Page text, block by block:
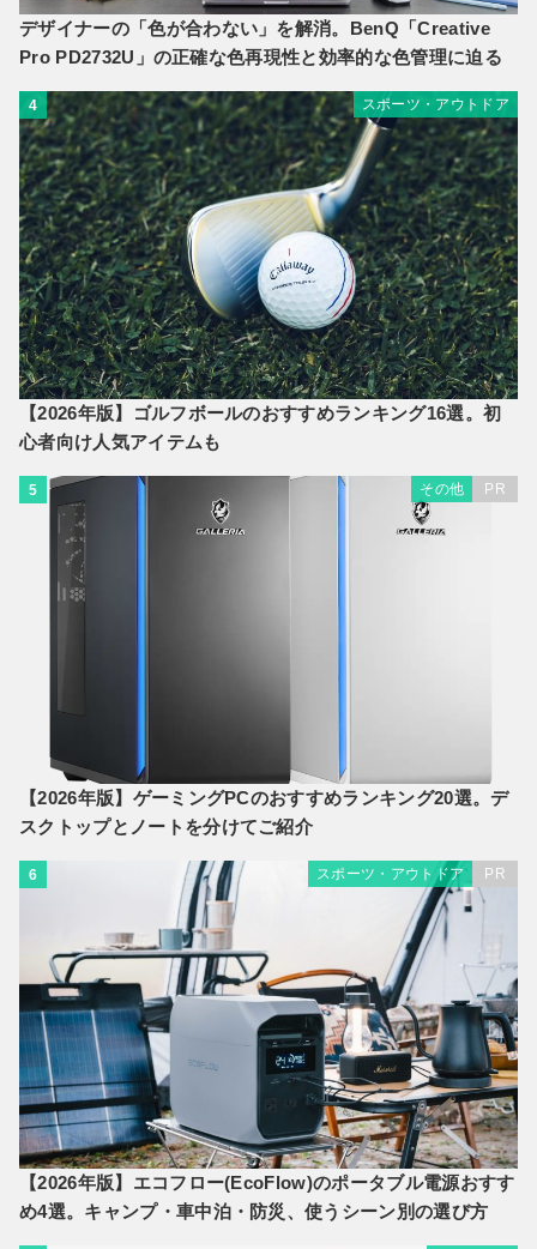
デザイナーの「色が合わない」を解消。BenQ「Creative
Pro PD2732U」の正確な色再現性と効率的な色管理に迫る
4 スポーツ・アウトドア
【2026年版】ゴルフボールのおすすめランキング16選。初
心者向け人気アイテムも
5 その他 PR
【2026年版】ゲーミングPCのおすすめランキング20選。デ
スクトップとノートを分けてご紹介
6 スポーツ・アウトドア PR
【2026年版】エコフロー(EcoFlow)のポータブル電源おすす
め4選。キャンプ・車中泊・防災、使うシーン別の選び方